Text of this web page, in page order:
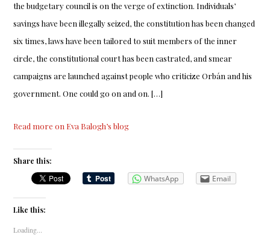
the budgetary council is on the verge of extinction. Individuals’
savings have been illegally seized, the constitution has been changed
six times, laws have been tailored to suit members of the inner
circle, the constitutional court has been castrated, and smear
campaigns are launched against people who criticize Orbán and his
government. One could go on and on. […]
Read more on Eva Balogh’s blog
Share this:
WhatsApp Email
Like this:
Loading...